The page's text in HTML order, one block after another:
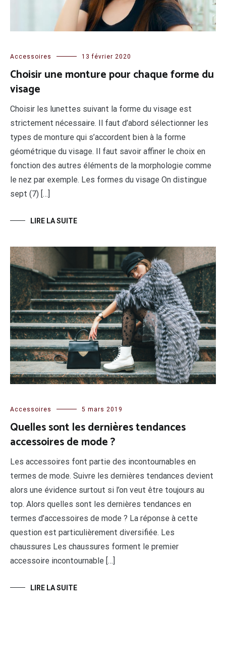
Accessoires 13 février 2020
Choisir une monture pour chaque forme du
visage
Choisir les lunettes suivant la forme du visage est
strictement nécessaire. Il faut d’abord sélectionner les
types de monture qui s’accordent bien à la forme
géométrique du visage. Il faut savoir affiner le choix en
fonction des autres éléments de la morphologie comme
le nez par exemple. Les formes du visage On distingue
sept (7) […]
LIRE LA SUITE
Accessoires 5 mars 2019
Quelles sont les dernières tendances
accessoires de mode ?
Les accessoires font partie des incontournables en
termes de mode. Suivre les dernières tendances devient
alors une évidence surtout si l’on veut être toujours au
top. Alors quelles sont les dernières tendances en
termes d’accessoires de mode ? La réponse à cette
question est particulièrement diversifiée. Les
chaussures Les chaussures forment le premier
accessoire incontournable […]
LIRE LA SUITE